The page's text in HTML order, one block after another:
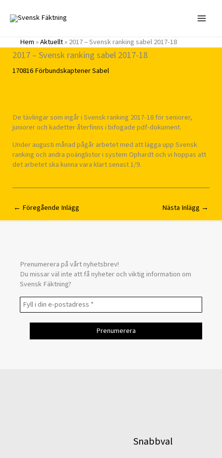
innehåll
Hem»Aktuellt»2017 – Svensk ranking sabel 2017-18
2017 – Svensk ranking sabel 2017-18
170816FörbundskaptenerSabel
De tävlingar som ingår i Svensk ranking 2017-18 för seniorer,
juniorer och kadetter återfinns i bifogade pdf-dokument.
Under augusti månad pågår arbetet med att lägga upp Svensk
ranking och andra poänglistor i system Ophardt och vi hoppas att
det arbetet ska kunna vara klart senast 1/9.
← Föregående Inlägg Nästa Inlägg →
Prenumerera på vårt nyhetsbrev!
Du missar väl inte att få nyheter och viktig information om
Svensk Fäktning?
Snabbval